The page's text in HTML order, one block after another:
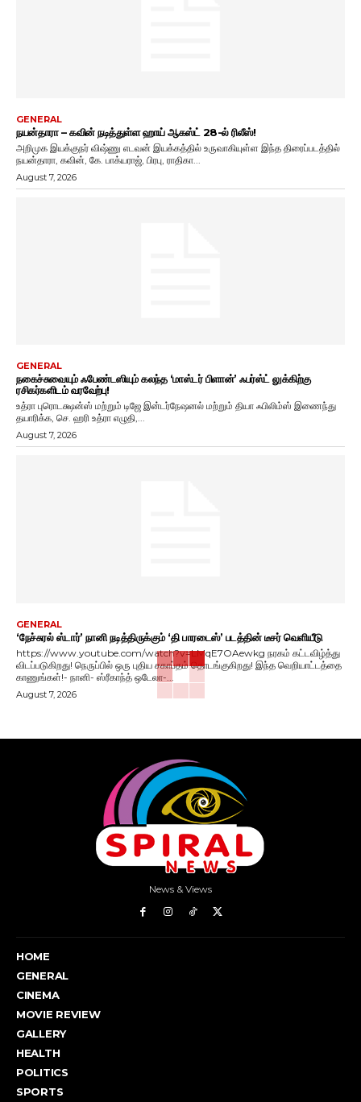
GENERAL
நயன்தாரா – கவின் நடித்துள்ள ஹாய் ஆகஸ்ட் 28-ல் ரிலீஸ்!
அறிமுக இயக்குநர் விஷ்ணு எடவன் இயக்கத்தில் உருவாகியுள்ள இந்த திரைப்படத்தில்
நயன்தாரா, கவின், கே. பாக்யராஜ், பிரபு, ராதிகா...
August 7, 2026
GENERAL
நகைச்சுவையும் ஃபேண்டஸியும் கலந்த ‘மாஸ்டர் பிளான்’ ஃபர்ஸ்ட் லுக்கிற்கு
ரசிகர்களிடம் வரவேற்பு!
உத்ரா புரொடக்ஷன்ஸ் மற்றும் டிஜே இன்டர்நேஷனல் மற்றும் தியா ஃபிலிம்ஸ் இணைந்து
தயாரிக்க, செ. ஹரி உத்ரா எழுதி,...
August 7, 2026
GENERAL
‘நேச்சுரல் ஸ்டார்’ நானி நடித்திருக்கும் ‘தி பாரடைஸ்’ படத்தின் டீசர் வெளியீடு
https://www.youtube.com/watch?v=LMqE7OAewkg நரகம் கட்டவிழ்த்து
விடப்படுகிறது! நெருப்பில் ஒரு புதிய சகாப்தம் தொடங்குகிறது! இந்த வெறியாட்டத்தை
காணுங்கள்!- நானி- ஸ்ரீகாந்த் ஒடேலா-...
August 7, 2026
News & Views
HOME
GENERAL
CINEMA
MOVIE REVIEW
GALLERY
HEALTH
POLITICS
SPORTS